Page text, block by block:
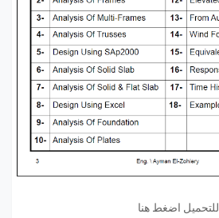
للتحميل اضغط هنا